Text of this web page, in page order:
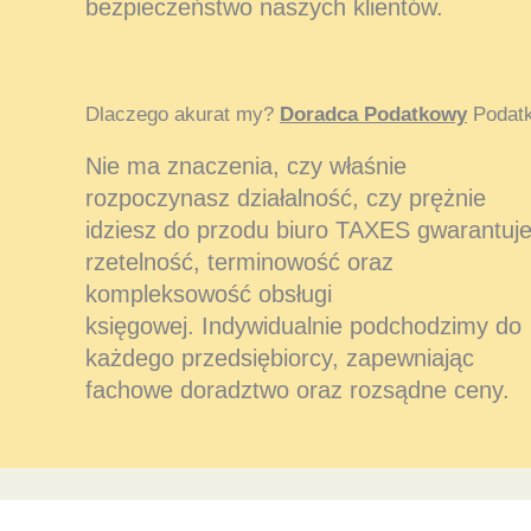
bezpieczeństwo naszych klientów.
Dlaczego akurat my? Doradca Podatkowy
Nie ma znaczenia, czy właśnie
rozpoczynasz działalność, czy prężnie
idziesz do przodu biuro TAXES gwarantuje
rzetelność, terminowość oraz
kompleksowość obsługi
księgowej. Indywidualnie podchodzimy do
każdego przedsiębiorcy, zapewniając
fachowe doradztwo oraz rozsądne ceny.